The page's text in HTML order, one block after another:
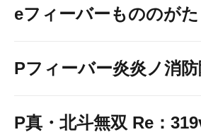
eフィーバーもののがた
Pフィーバー炎炎ノ消
P真・北斗無双 Re：